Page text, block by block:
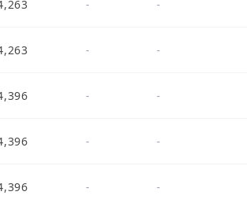
- -
- -
- -
- -
- -